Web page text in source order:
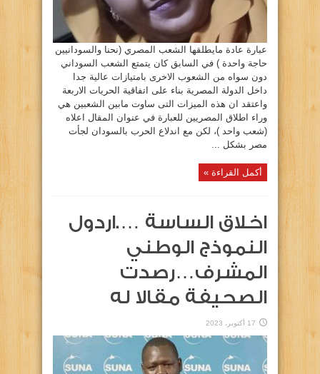
عبارة عادة مايطلقها الشعب المصري (نحنا والسودانيين
حاجة واحدة ) في السابق كان يتمتع الشعب السوداني
دون سواه من الشعوب الاخرى بامتيازات عالية جدا
داخل الدولة المصرية بناء على اتفاقية الحريات الاربعة
واعتقد ان هذه الميزات التى ساوت مابين الشعبين هي
وراء اطلاق المصريين للعبارة في عنوان المقال اعلاه
(شعب واحد )، لكن مع اندلاع الحرب بالسودان لجأت
مصر بشكل ...
أكمل القراءة »
اخلاق الساسة ….اردول
النموذج الوطني
المشرف…رصدت
الصحيفة مقالا له
17 أكتوبر، 2023